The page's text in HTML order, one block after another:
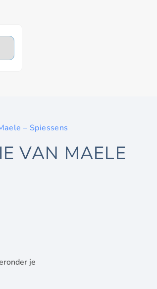
– Spiessens
VAN MAELE
je